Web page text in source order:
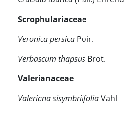
Scrophulariaceae
Veronica persica Poir.
Verbascum thapsus Brot.
Valerianaceae
Valeriana sisymbriifoliaVahl